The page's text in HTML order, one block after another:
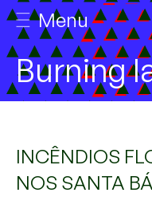
Menu
WELCOME
ABOUT
RESEARCH
Burning
INCÊNDIOS
NOS SANTA